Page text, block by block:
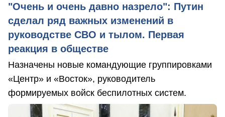
"Очень и очень давно назрело": Путин
сделал ряд важных изменений в
руководстве СВО и тылом. Первая
реакция в обществе
Назначены новые командующие группировками
«Центр» и «Восток», руководитель
формируемых войск беспилотных систем.